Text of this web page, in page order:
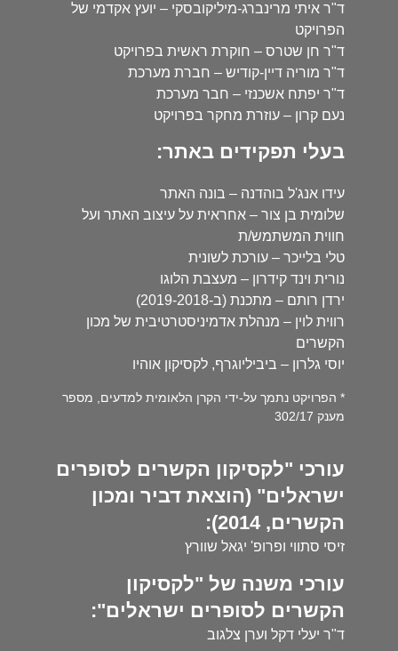
ד"ר איתי מרינברג-מיליקובסקי – יועץ אקדמי של
הפרויקט
ד"ר חן שטרס – חוקרת ראשית בפרויקט
ד"ר מוריה דיין-קודיש – חברת מערכת
ד"ר יפתח אשכנזי – חבר מערכת
נעם קרון – עוזרת מחקר בפרויקט
בעלי תפקידים באתר:
עידו אנג'ל בוהדנה – בונה האתר
שלומית בן צור – אחראית על עיצוב האתר ועל
חווית המשתמש/ת
טלי בלייכר – עורכת לשונית
נורית וינד קידרון – מעצבת הלוגו
ירדן רותם – מתכנת (ב-2019-2018)
רווית לוין – מנהלת אדמיניסטרטיבית של מכון
הקשרים
יוסי גלרון – ביביליוגרף, לקסיקון אוהיו
* הפרויקט נתמך על-ידי הקרן הלאומית למדעים, מספר
מענק 302/17
עורכי "לקסיקון הקשרים לסופרים
ישראלים" (הוצאת דביר ומכון
הקשרים, 2014):
זיסי סתווי ופרופ' יגאל שוורץ
עורכי משנה של "לקסיקון
הקשרים לסופרים ישראלים":
ד"ר יעלי דקל וערן צלגוב